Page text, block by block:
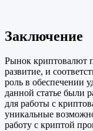
Заключение
Рынок криптовалют
развитие, и
роль в обеспечении
данной статье были
для работы с
уникальные
работу с криптой